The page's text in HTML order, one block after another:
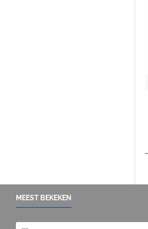
MEEST BEKEKEN